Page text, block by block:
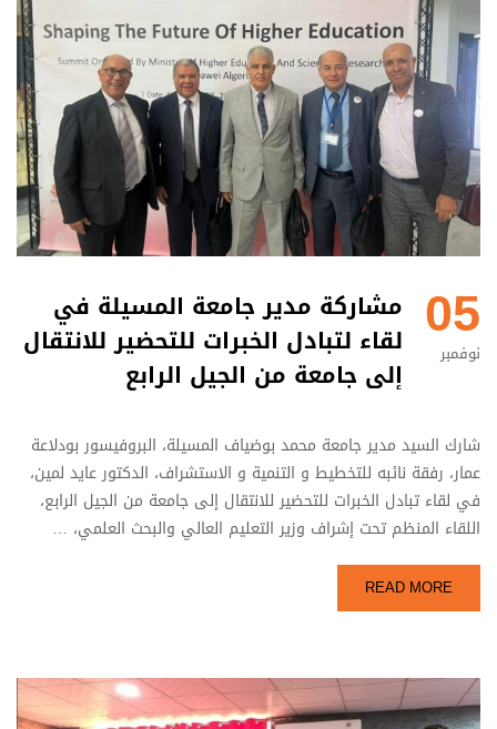
05
نوفمبر
مشاركة مدير جامعة المسيلة في
لقاء لتبادل الخبرات للتحضير للانتقال
إلى جامعة من الجيل الرابع
شارك السيد مدير جامعة محمد بوضياف المسيلة، البروفيسور بودلاعة
عمار، رفقة نائبه للتخطيط و التنمية و الاستشراف، الدكتور عايد لمين،
في لقاء تبادل الخبرات للتحضير للانتقال إلى جامعة من الجيل الرابع،
اللقاء المنظم تحت إشراف وزير التعليم العالي والبحث العلمي، …
READ MORE